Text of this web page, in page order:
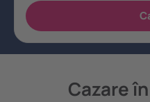
Cazare